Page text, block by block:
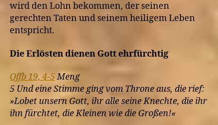
wird den Lohn bekommen, der seinen
gerechten Taten und seinem heiligem Leben
entspricht.
Die Erlösten dienen Gott ehrfürchtig
Offb 19, 4-5Meng
5 Und eine Stimme ging vom Throne aus, die rief:
»Lobet unsern Gott, ihr alle seine Knechte, die ihr
ihn fürchtet, die Kleinen wie die Großen!«